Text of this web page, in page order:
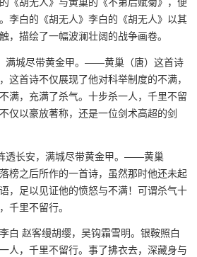
《胡无人》与黄巢的《不第后赋菊》，便
李白的《胡无人》李白的《胡无人》以其
，描绘了一幅波澜壮阔的战争画卷。
满城尽带黄金甲。——黄巢（唐）这首诗
这首诗不仅展现了他对科举制度的不满，
满，充满了杀气。十步杀一人，千里不留
以豪放著称，还是一位剑术高超的剑
透长安，满城尽带黄金甲。——黄巢
榜之后所作的一首诗，虽然那时他还未起
，足以见证他的愤怒与不满！可谓杀气十
千里不留行。
白 赵客缦胡缨，吴钩霜雪明。银鞍照白
人，千里不留行。事了拂衣去，深藏身与